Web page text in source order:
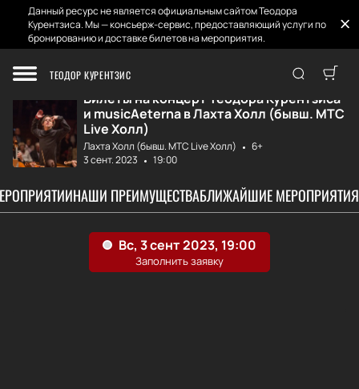
Данный ресурс не является официальным сайтом Теодора
Курентзиса. Мы — консьерж-сервис, предоставляющий услуги по
бронированию и доставке билетов на мероприятия.
ТЕОДОР КУРЕНТЗИС
Главная Афиша и Билеты
Билеты на концерт Теодора Курентзиса
и musicAeterna в Лахта Холл (бывш. МТС
Live Холл)
Лахта Холл (бывш. МТС Live Холл)
6+
3 сент. 2023
19:00
НАШИ ПРЕИМУЩЕСТВАБЛИЖАЙШИЕ МЕРОПРИЯТИЯ